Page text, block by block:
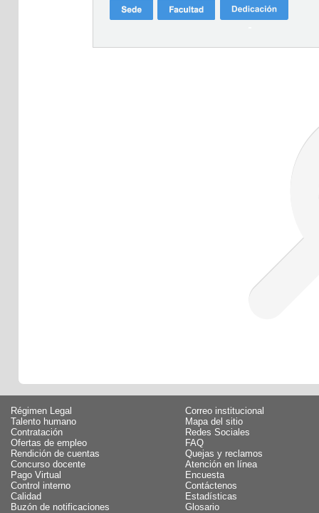
Régimen Legal
Talento humano
Contratación
Ofertas de empleo
Rendición de cuentas
Concurso docente
Pago Virtual
Control interno
Calidad
Buzón de notificaciones
Correo institucional
Mapa del sitio
Redes Sociales
FAQ
Quejas y reclamos
Atención en línea
Encuesta
Contáctenos
Estadísticas
Glosario